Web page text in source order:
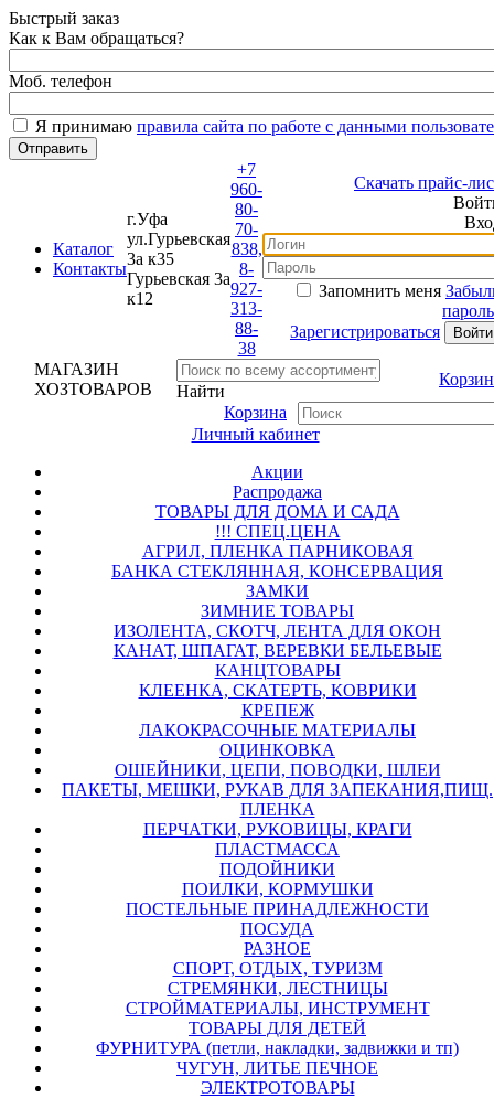
Быстрый заказ
Как к Вам обращаться?
Моб. телефон
Я принимаюправила сайта по работе с данными
Каталог
Контакты
г.Уфа
ул.Гурьевская
3а к35
Гурьевская 3а
к12
+7
960-
80-
70-
838,
8-
927-
313-
88-
38
Скачать прайс-лист
Войти
Вход
Запомнить меня Забыли
пароль?
Зарегистрироваться
МАГАЗИН
ХОЗТОВАРОВ
Найти
Корзина
Корзина
Личный кабинет
Акции
Распродажа
ТОВАРЫ ДЛЯ ДОМА И САДА
!!! СПЕЦ.ЦЕНА
АГРИЛ, ПЛЕНКА ПАРНИКОВАЯ
БАНКА СТЕКЛЯННАЯ, КОНСЕРВАЦИЯ
ЗАМКИ
ЗИМНИЕ ТОВАРЫ
ИЗОЛЕНТА, СКОТЧ, ЛЕНТА ДЛЯ ОКОН
КАНАТ, ШПАГАТ, ВЕРЕВКИ БЕЛЬЕВЫЕ
КАНЦТОВАРЫ
КЛЕЕНКА, СКАТЕРТЬ, КОВРИКИ
КРЕПЕЖ
ЛАКОКРАСОЧНЫЕ МАТЕРИАЛЫ
ОЦИНКОВКА
ОШЕЙНИКИ, ЦЕПИ, ПОВОДКИ, ШЛЕИ
ПАКЕТЫ, МЕШКИ, РУКАВ ДЛЯ ЗАПЕКАНИЯ,ПИЩ.
ПЛЕНКА
ПЕРЧАТКИ, РУКОВИЦЫ, КРАГИ
ПЛАСТМАССА
ПОДОЙНИКИ
ПОИЛКИ, КОРМУШКИ
ПОСТЕЛЬНЫЕ ПРИНАДЛЕЖНОСТИ
ПОСУДА
РАЗНОЕ
СПОРТ, ОТДЫХ, ТУРИЗМ
СТРЕМЯНКИ, ЛЕСТНИЦЫ
СТРОЙМАТЕРИАЛЫ, ИНСТРУМЕНТ
ТОВАРЫ ДЛЯ ДЕТЕЙ
ФУРНИТУРА (петли, накладки, задвижки и тп)
ЧУГУН, ЛИТЬЕ ПЕЧНОЕ
ЭЛЕКТРОТОВАРЫ